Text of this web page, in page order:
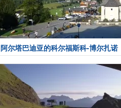
阿尔塔巴迪亚的科尔福斯科-博尔扎诺